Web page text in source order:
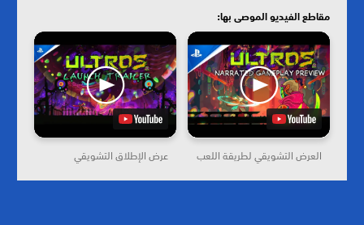
مقاطع الفيديو الموصى بها:
عرض الإطلاق التشويقي العرض التشويقي لطريقة اللعب